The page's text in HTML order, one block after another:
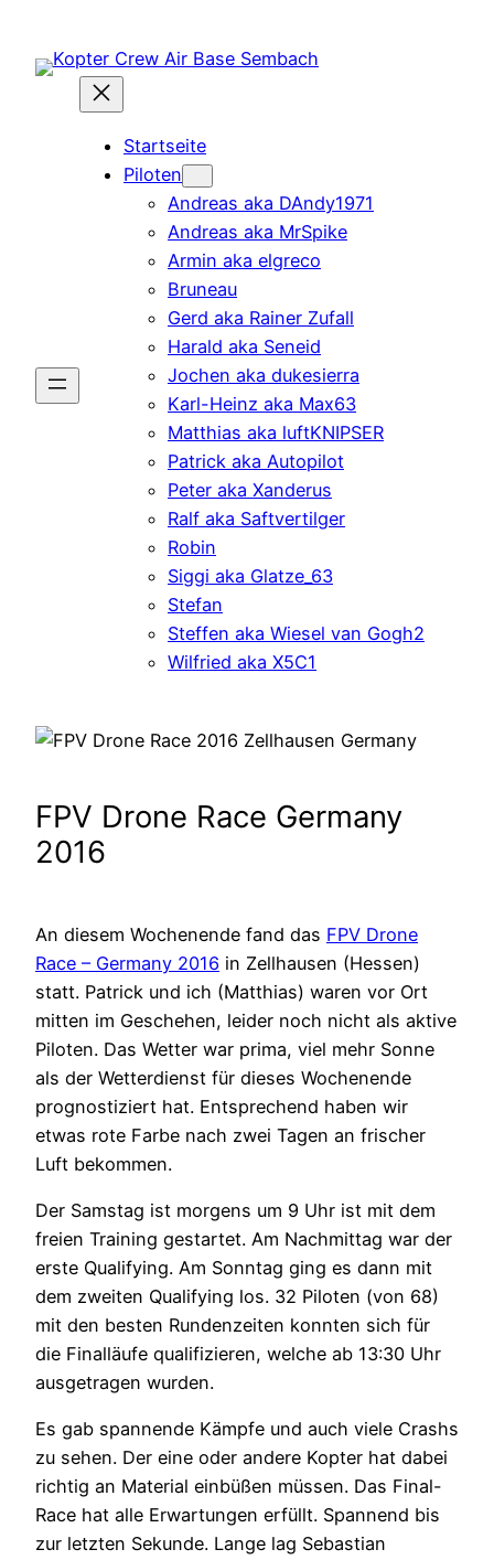
Inhalt
springen
Startseite
Piloten
Andreas aka DAndy1971
Andreas aka MrSpike
Armin aka elgreco
Bruneau
Gerd aka Rainer Zufall
Harald aka Seneid
Jochen aka dukesierra
Karl-Heinz aka Max63
Matthias aka luftKNIPSER
Patrick aka Autopilot
Peter aka Xanderus
Ralf aka Saftvertilger
Robin
Siggi aka Glatze_63
Stefan
Steffen aka Wiesel van Gogh2
Wilfried aka X5C1
FPV Drone Race Germany
2016
An diesem Wochenende fand das FPV Drone
Race – Germany 2016 in Zellhausen (Hessen)
statt. Patrick und ich (Matthias) waren vor Ort
mitten im Geschehen, leider noch nicht als aktive
Piloten. Das Wetter war prima, viel mehr Sonne
als der Wetterdienst für dieses Wochenende
prognostiziert hat. Entsprechend haben wir
etwas rote Farbe nach zwei Tagen an frischer
Luft bekommen.
Der Samstag ist morgens um 9 Uhr ist mit dem
freien Training gestartet. Am Nachmittag war der
erste Qualifying. Am Sonntag ging es dann mit
dem zweiten Qualifying los. 32 Piloten (von 68)
mit den besten Rundenzeiten konnten sich für
die Finalläufe qualifizieren, welche ab 13:30 Uhr
ausgetragen wurden.
Es gab spannende Kämpfe und auch viele Crashs
zu sehen. Der eine oder andere Kopter hat dabei
richtig an Material einbüßen müssen. Das Final-
Race hat alle Erwartungen erfüllt. Spannend bis
zur letzten Sekunde. Lange lag Sebastian